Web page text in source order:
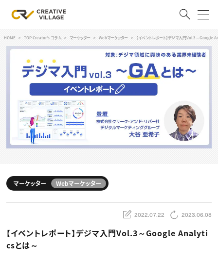
ログイン 会員登録
RECRUIT
クリエイター求人を探す
CREATIVE JOB求人検索
特集求人
採用説明会
スキルアップしたい！
デザイン
編集・ライティング
マーケティング
ディレクション
業界解説・キャリア事情
TOP Creator’s コラム
Webクリエイター
アプリクリエイター
ゲームクリエイター
映像クリエイター
セミナー
HOME TOP Creator's コラム マーケッター Webマーケッター 【イベントレポート】デジマ入門Vol.3～Google
マーケッター Webマーケッター
2022.07.22 2023.06.08
【イベントレポート】デジマ入門Vol.3～Google Analyti
csとは～